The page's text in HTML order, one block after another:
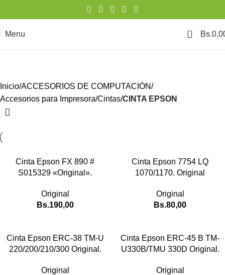
Menu 0 Bs.
Inicio ACCESORIOS DE COMPUTACIÓN
Accesorios para Impresora Cintas CINTA EPSON
Cinta Epson FX 890 #
S015329 «Original».
Original
Bs.190,00
Cinta Epson 7754 LQ
1070/1170. Original
Original
Bs.80,00
Cinta Epson ERC-38 TM-U
220/200/210/300 Original.
Original
Cinta Epson ERC-45 B TM-
U330B/TMU 330D Original.
Original